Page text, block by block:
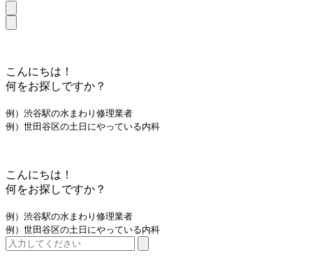
こんにちは！
何をお探しですか？
例）渋谷駅の水まわり修理業者
例）世田谷区の土日にやっている内科
こんにちは！
何をお探しですか？
例）渋谷駅の水まわり修理業者
例）世田谷区の土日にやっている内科